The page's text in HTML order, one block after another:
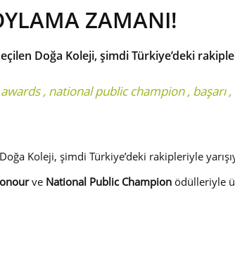
ZAMANI!
Doğa Koleji, şimdi Türkiye’deki
, national public champion, başarı,
Koleji, şimdi Türkiye’deki rakipleriyle
ve National Public Champion ödülleriyle